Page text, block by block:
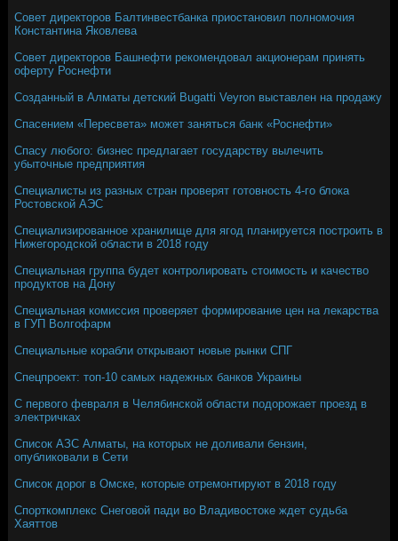
Совет директоров Балтинвестбанка приостановил полномочия
Константина Яковлева
Совет директоров Башнефти рекомендовал акционерам принять
оферту Роснефти
Созданный в Алматы детский Bugatti Veyron выставлен на продажу
Спасением «Пересвета» может заняться банк «Роснефти»
Спасу любого: бизнес предлагает государству вылечить
убыточные предприятия
Специалисты из разных стран проверят готовность 4-го блока
Ростовской АЭС
Специализированное хранилище для ягод планируется построить в
Нижегородской области в 2018 году
Специальная группа будет контролировать стоимость и качество
продуктов на Дону
Специальная комиссия проверяет формирование цен на лекарства
в ГУП Волгофарм
Специальные корабли открывают новые рынки СПГ
Спецпроект: топ-10 самых надежных банков Украины
С первого февраля в Челябинской области подорожает проезд в
электричках
Список АЗС Алматы, на которых не доливали бензин,
опубликовали в Сети
Список дорог в Омске, которые отремонтируют в 2018 году
Спорткомплекс Снеговой пади во Владивостоке ждет судьба
Хаяттов